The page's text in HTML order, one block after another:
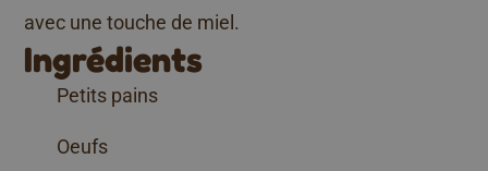
avec une touche de miel.
Ingrédients
Petits pains
Oeufs